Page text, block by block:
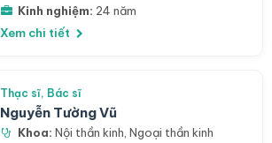
Kinh nghiệm: 24 năm
Xem chi tiết
Thạc sĩ, Bác sĩ
Nguyễn Tường Vũ
Khoa: Nội thần kinh Ngoại thần kinh